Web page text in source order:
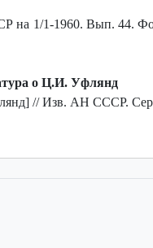
на 1/1-1960. Вып. 44.
о Ц.И. Уфлянд
// Изв. АН СССР.